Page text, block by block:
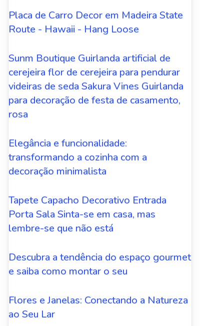
Placa de Carro Decor em Madeira State
Route - Hawaii - Hang Loose
Sunm Boutique Guirlanda artificial de
cerejeira flor de cerejeira para pendurar
videiras de seda Sakura Vines Guirlanda
para decoração de festa de casamento,
rosa
Elegância e funcionalidade:
transformando a cozinha com a
decoração minimalista
Tapete Capacho Decorativo Entrada
Porta Sala Sinta-se em casa, mas
lembre-se que não está
Descubra a tendência do espaço gourmet
e saiba como montar o seu
Flores e Janelas: Conectando a Natureza
ao Seu Lar